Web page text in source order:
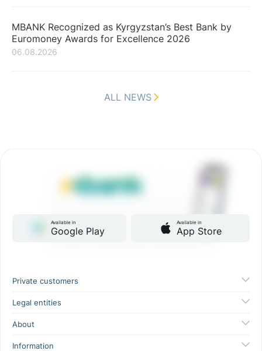
MBANK Recognized as Kyrgyzstan’s Best Bank by
Euromoney Awards for Excellence 2026
06.08.2026
ALL NEWS
Available in
Google Play
Available in
App Store
Private customers
Legal entities
About
Information